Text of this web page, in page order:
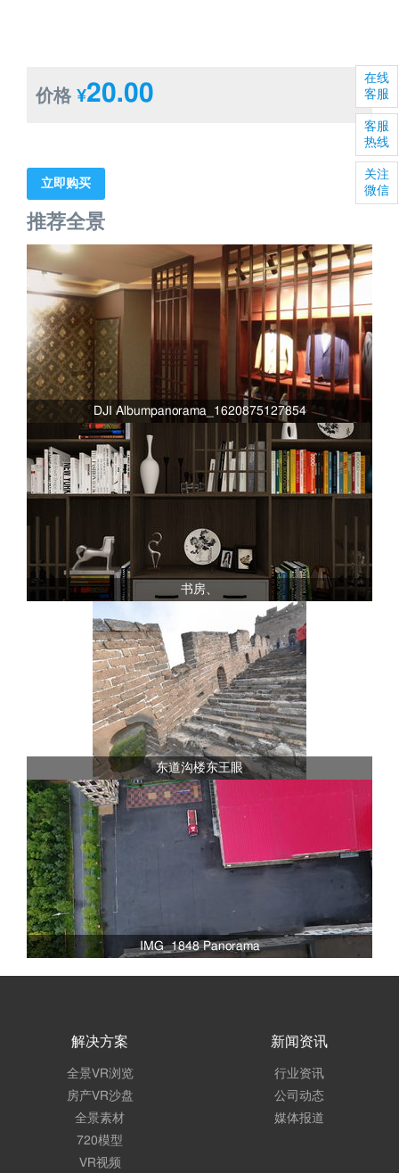
价格 ¥20.00
立即购买
推荐全景
DJI Albumpanorama_1620875127854
书房、
东道沟楼东王眼
IMG_1848 Panorama
解决方案
全景VR浏览
房产VR沙盘
全景素材
720模型
VR视频
新闻资讯
行业资讯
公司动态
媒体报道
在线
客服
客服
热线
关注
微信